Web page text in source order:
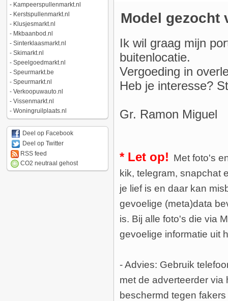
- Kampeerspullenmarkt.nl
- Kerstspullenmarkt.nl
- Klusjesmarkt.nl
- Mkbaanbod.nl
- Sinterklaasmarkt.nl
- Skimarkt.nl
- Speelgoedmarkt.nl
- Speurmarkt.be
- Speurmarkt.nl
- Verkoopuwauto.nl
- Vissenmarkt.nl
- Woningruilplaats.nl
Deel op Facebook
Deel op Twitter
RSS feed
CO2 neutraal gehost
Model gezocht
Ik wil graag mijn
buitenlocatie.
Vergoeding in
Heb je interesse?
Gr. Ramon Miguel
* Let op! Met foto's
kik, telegram, snapchat
je lief is en daar kan
gevoelige (meta)data
is. Bij alle foto's die via
gevoelige informatie uit
- Advies: Gebruik
met de adverteerder via
beschermd tegen